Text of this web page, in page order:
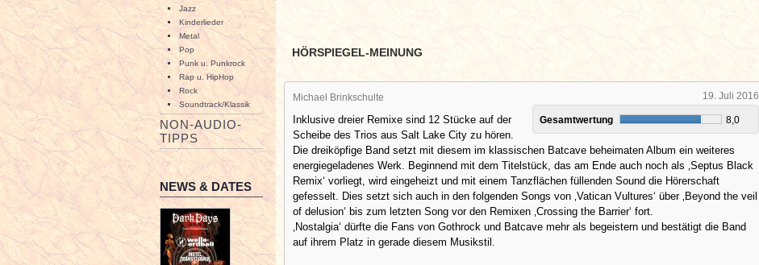
Jazz
Kinderlieder
Metal
Pop
Punk u. Punkrock
Rap u. HipHop
Rock
Soundtrack/Klassik
NON-AUDIO-
TIPPS
NEWS & DATES
HÖRSPIEGEL-MEINUNG
19. Juli 2016
Michael Brinkschulte
Gesamtwertung 8,0
Inklusive dreier Remixe sind 12 Stücke auf der
Scheibe des Trios aus Salt Lake City zu hören.
Die dreiköpfige Band setzt mit diesem im klassischen Batcave beheimaten Album ein weiteres
energiegeladenes Werk. Beginnend mit dem Titelstück, das am Ende auch noch als ‚Septus Black
Remix‘ vorliegt, wird eingeheizt und mit einem Tanzflächen füllenden Sound die Hörerschaft
gefesselt. Dies setzt sich auch in den folgenden Songs von ‚Vatican Vultures‘ über ‚Beyond the veil
of delusion‘ bis zum letzten Song vor den Remixen ‚Crossing the Barrier‘ fort.
‚Nostalgia‘ dürfte die Fans von Gothrock und Batcave mehr als begeistern und bestätigt die Band
auf ihrem Platz in gerade diesem Musikstil.